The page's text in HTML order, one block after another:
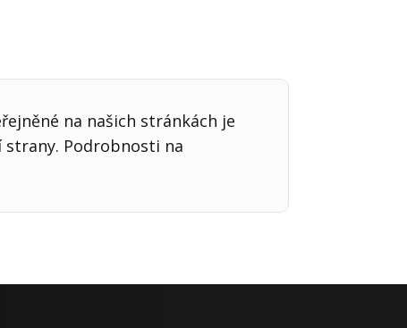
na našich stránkách je
strany. Podrobnosti na